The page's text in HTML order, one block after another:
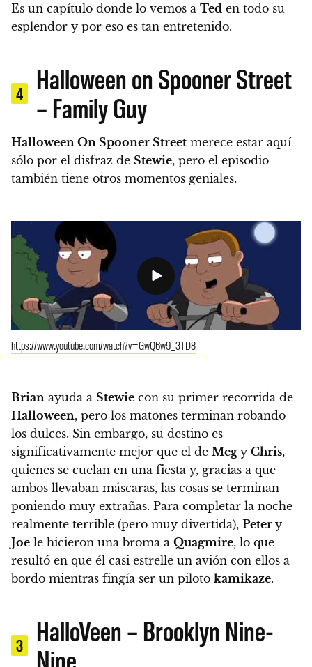
Es un capítulo donde lo vemos a Ted en todo su
esplendor y por eso es tan entretenido.
4
Halloween on Spooner Street
– Family Guy
Halloween On Spooner Street merece estar aquí
sólo por el disfraz de Stewie, pero el episodio
también tiene otros momentos geniales.
https://www.youtube.com/watch?v=GwQ6w9_3TD8
Brian ayuda a Stewie con su primer recorrida de
Halloween, pero los matones terminan robando
los dulces. Sin embargo, su destino es
significativamente mejor que el de Meg y Chris,
quienes se cuelan en una fiesta y, gracias a que
ambos llevaban máscaras, las cosas se terminan
poniendo muy extrañas. Para completar la noche
realmente terrible (pero muy divertida), Peter y
Joe le hicieron una broma a Quagmire, lo que
resultó en que él casi estrelle un avión con ellos a
bordo mientras fingía ser un piloto kamikaze.
3
HalloVeen – Brooklyn Nine-
Nine